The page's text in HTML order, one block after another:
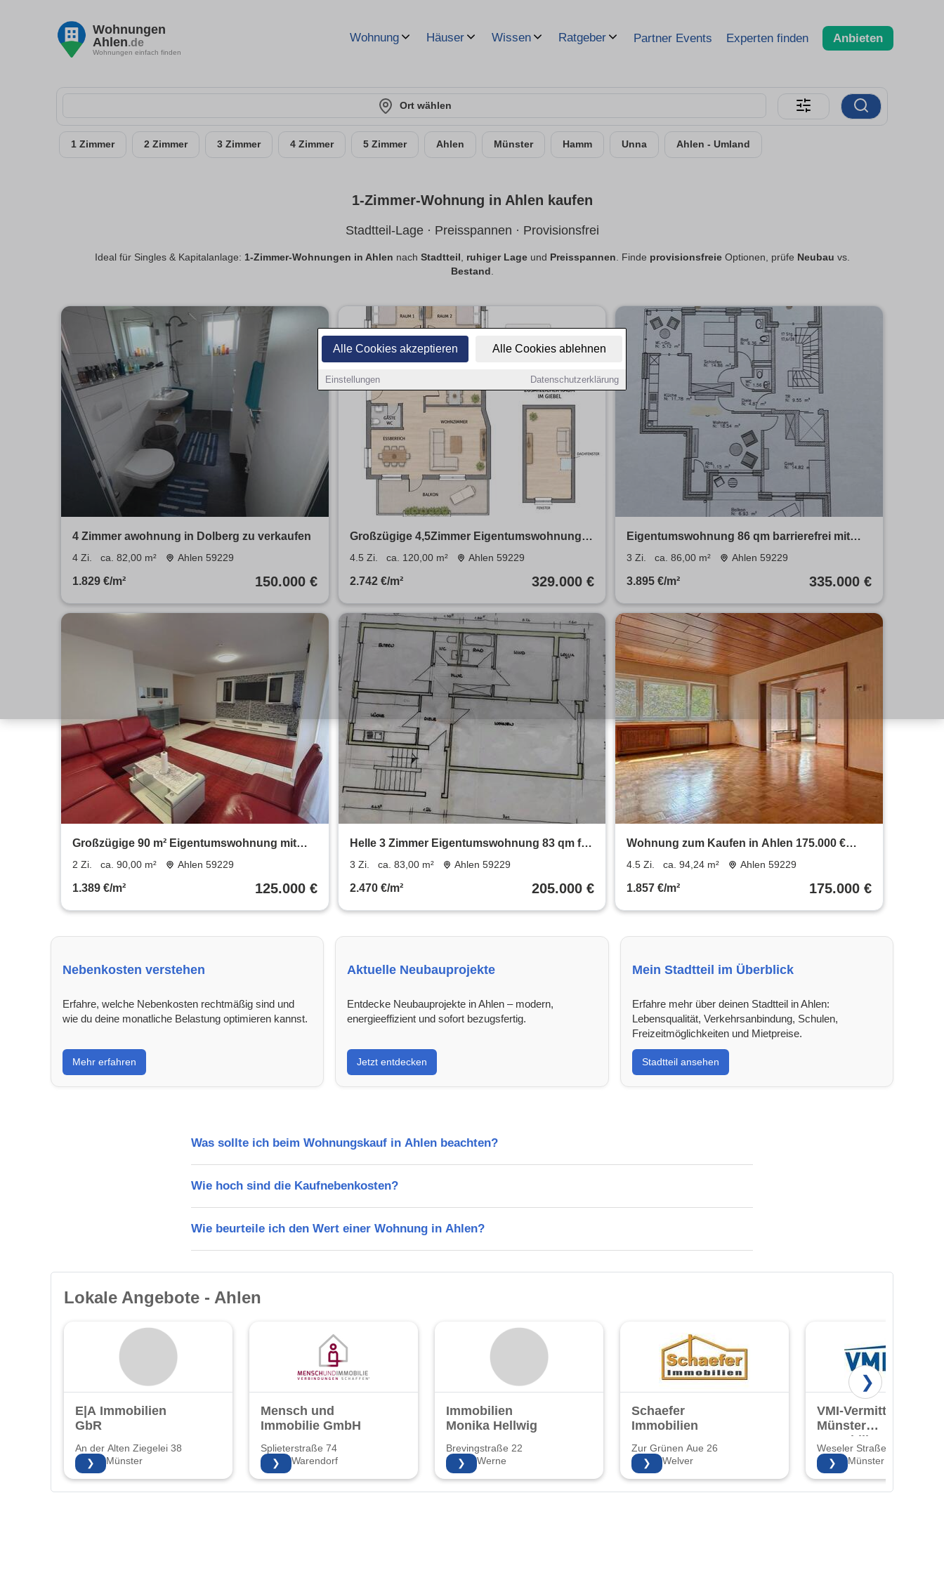
Alle Cookies akzeptieren Alle Cookies ablehnen
Einstellungen Datenschutzerklärung
Wohnungen
Ahlen.de
Wohnungen einfach finden
Wohnung Häuser Wissen Ratgeber Partner Events Experten finden Anbieten
Ort wählen
1 Zimmer 2 Zimmer 3 Zimmer 4 Zimmer 5 Zimmer Ahlen Münster Hamm Unna Ahlen - Umland
1-Zimmer-Wohnung in Ahlen kaufen
Stadtteil-Lage · Preisspannen · Provisionsfrei
Ideal für Singles & Kapitalanlage: 1-Zimmer-Wohnungen in Ahlen nach Stadtteil , ruhiger Lageund Preisspannen. Finde provisionsfreieOptionen, prüfe Neubau vs.
Bestand .
4 Zimmer awohnung in Dolberg zu verkaufen
4 Zi. ca. 82,00 m² Ahlen 59229
1.829 €/m² 150.000 €
Großzügige 4,5Zimmer Eigentumswohnung,
Balkon im gepflegten 3Part
4.5 Zi. ca. 120,00 m² Ahlen 59229
2.742 €/m² 329.000 €
Eigentumswohnung 86 qm barrierefrei mit
Aufzug
3 Zi. ca. 86,00 m² Ahlen 59229
3.895 €/m² 335.000 €
Großzügige 90 m² Eigentumswohnung mit
tollem Weitblick in Ahlen
2 Zi. ca. 90,00 m² Ahlen 59229
1.389 €/m² 125.000 €
Helle 3 Zimmer Eigentumswohnung 83 qm für
Kapitalanleger
3 Zi. ca. 83,00 m² Ahlen 59229
2.470 €/m² 205.000 €
Wohnung zum Kaufen in Ahlen 175.000 €
94.24 m²
4.5 Zi. ca. 94,24 m² Ahlen 59229
1.857 €/m² 175.000 €
Nebenkosten verstehen
Erfahre, welche Nebenkosten rechtmäßig sind und
wie du deine monatliche Belastung optimieren kannst.
Mehr erfahren
Aktuelle Neubauprojekte
Entdecke Neubauprojekte in Ahlen – modern,
energieeffizient und sofort bezugsfertig.
Jetzt entdecken
Mein Stadtteil im Überblick
Erfahre mehr über deinen Stadtteil in Ahlen:
Lebensqualität, Verkehrsanbindung, Schulen,
Freizeitmöglichkeiten und Mietpreise.
Stadtteil ansehen
Was sollte ich beim Wohnungskauf in Ahlen beachten?
Wie hoch sind die Kaufnebenkosten?
Wie beurteile ich den Wert einer Wohnung in Ahlen?
Lokale Angebote - Ahlen
E|A Immobilien
GbR
An der Alten Ziegelei 38
48157 Münster
❯
Mensch und
Immobilie GmbH
Splieterstraße 74
48231 Warendorf
❯
Immobilien
Monika Hellwig
Brevingstraße 22
59368 Werne
❯
Schaefer
Immobilien
Zur Grünen Aue 26
59514 Welver
❯
VMI-Vermittlung
Münster
Immobilien GmbH
& Co.KG
Weseler Straße 253
48151 Münster
❯
❯